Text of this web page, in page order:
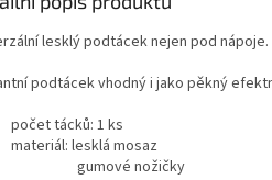
lesklý podtácek nejen pod nápoje.
podtácek vhodný i jako pěkný
počet tácků: 1 ks
materiál: lesklá mosaz
gumové nožičky